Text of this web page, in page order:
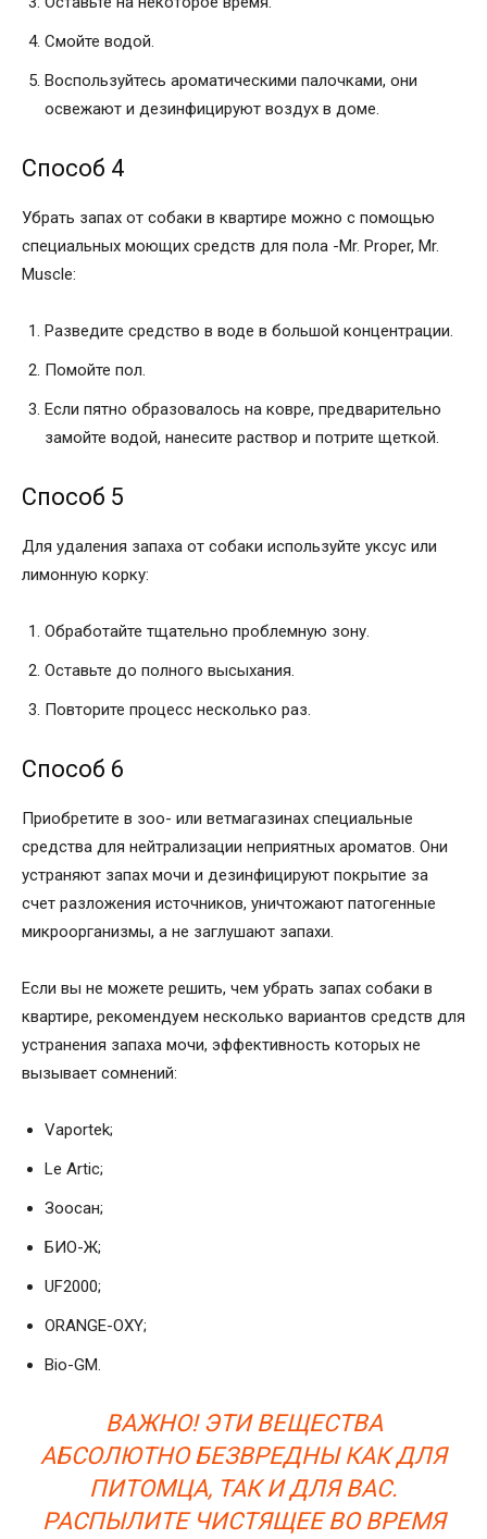
Смойте водой.
Воспользуйтесь ароматическими палочками, они
освежают и дезинфицируют воздух в доме.
Способ 4
Убрать запах от собаки в квартире можно с помощью
специальных моющих средств для пола -Mr. Proper, Mr.
Muscle:
Разведите средство в воде в большой концентрации.
Помойте пол.
Если пятно образовалось на ковре, предварительно
замойте водой, нанесите раствор и потрите щеткой.
Способ 5
Для удаления запаха от собаки используйте уксус или
лимонную корку:
Обработайте тщательно проблемную зону.
Оставьте до полного высыхания.
Повторите процесс несколько раз.
Способ 6
Приобретите в зоо- или ветмагазинах специальные
средства для нейтрализации неприятных ароматов. Они
устраняют запах мочи и дезинфицируют покрытие за
счет разложения источников, уничтожают патогенные
микроорганизмы, а не заглушают запахи.
Если вы не можете решить, чем убрать запах собаки в
квартире, рекомендуем несколько вариантов средств для
устранения запаха мочи, эффективность которых не
вызывает сомнений:
Vaportek;
Le Artic;
Зоосан;
БИО-Ж;
UF2000;
ORANGE-OXY;
Bio-GM.
ВАЖНО! ЭТИ ВЕЩЕСТВА
АБСОЛЮТНО БЕЗВРЕДНЫ КАК ДЛЯ
ПИТОМЦА, ТАК И ДЛЯ ВАС.
РАСПЫЛИТЕ ЧИСТЯЩЕЕ ВО ВРЕМЯ